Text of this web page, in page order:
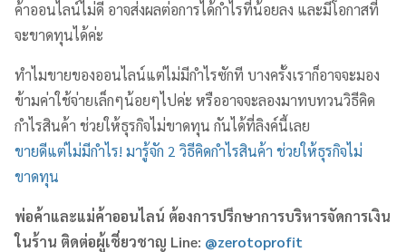
ค้าออนไลน์ไม่ดี อาจส่งผลต่อการได้กำไรที่น้อยลง และมีโอกาสที่
จะขาดทุนได้ค่ะ
ทำไมขายของออนไลน์แต่ไม่มีกำไรซักที บางครั้งเราก็อาจจะมอง
ข้ามค่าใช้จ่ายเล็กๆน้อยๆไปค่ะ หรืออาจจะลองมาทบทวนวิธีคิด
กำไรสินค้า ช่วยให้ธุรกิจไม่ขาดทุน กันได้ที่ลิงค์นี้เลย
ขายดีแต่ไม่มีกำไร! มารู้จัก 2 วิธีคิดกำไรสินค้า ช่วยให้ธุรกิจไม่
ขาดทุน
พ่อค้าและแม่ค้าออนไลน์ ต้องการปรึกษาการบริหารจัดการเงิน
ในร้าน ติดต่อผู้เชี่ยวชาญ Line: @zerotoprofit